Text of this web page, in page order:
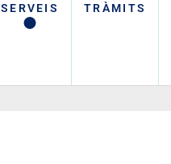
SERVEIS TRÀMITS